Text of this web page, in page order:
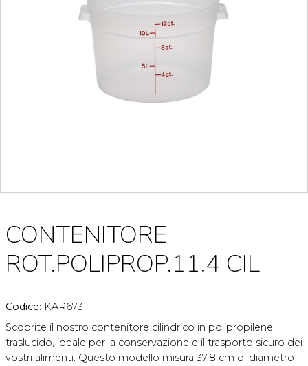
CONTENITORE
ROT.POLIPROP.11.4 CIL
Codice: KAR673
Scoprite il nostro contenitore cilindrico in polipropilene
traslucido, ideale per la conservazione e il trasporto sicuro dei
vostri alimenti. Questo modello misura 37,8 cm di diametro